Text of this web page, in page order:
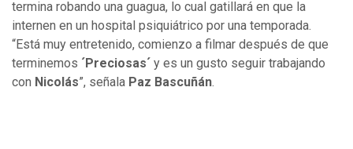
termina robando una guagua, lo cual gatillará en que la
internen en un hospital psiquiátrico por una temporada.
“Está muy entretenido, comienzo a filmar después de que
terminemos ´Preciosas´ y es un gusto seguir trabajando
con Nicolás”, señala Paz Bascuñán.